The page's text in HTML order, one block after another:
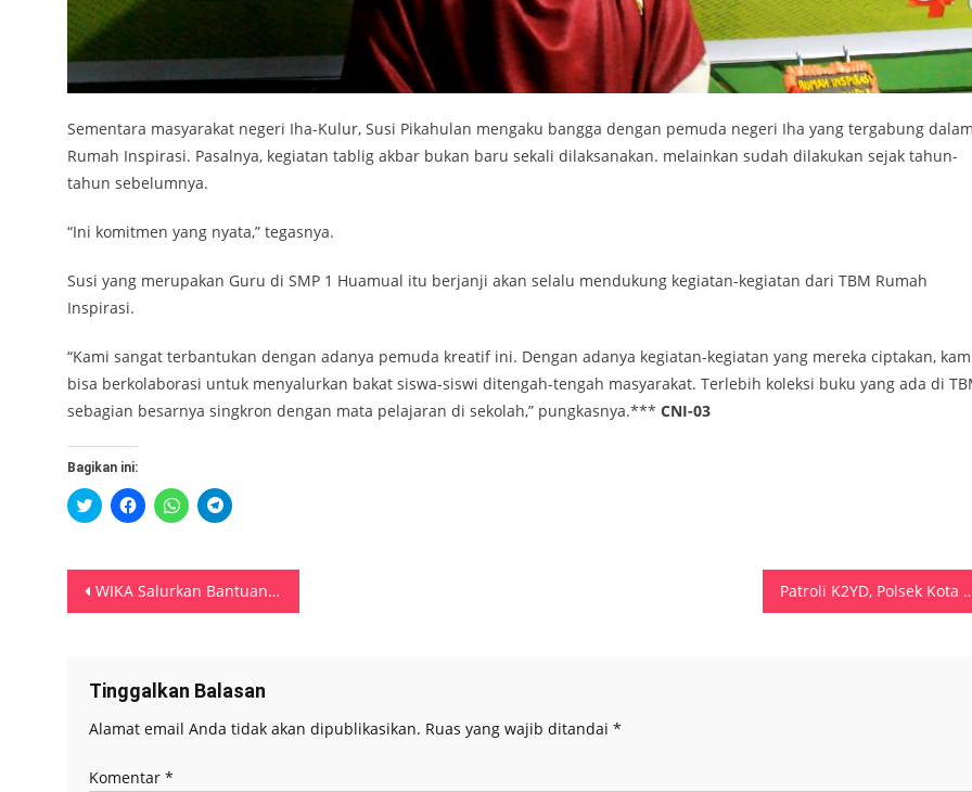
Sementara masyarakat negeri Iha-Kulur, Susi Pikahulan mengaku bangga dengan pemuda negeri Iha yang tergabung
Rumah Inspirasi. Pasalnya, kegiatan tablig akbar bukan baru sekali dilaksanakan. melainkan sudah dilakukan sejak tahun-
tahun sebelumnya.
“Ini komitmen yang nyata,” tegasnya.
Susi yang merupakan Guru di SMP 1 Huamual itu berjanji akan selalu mendukung kegiatan-kegiatan dari TBM Rumah
Inspirasi.
“Kami sangat terbantukan dengan adanya pemuda kreatif ini. Dengan adanya kegiatan-kegiatan yang mereka ciptakan,
bisa berkolaborasi untuk menyalurkan bakat siswa-siswi ditengah-tengah masyarakat. Terlebih koleksi buku yang ada di
sebagian besarnya singkron dengan mata pelajaran di sekolah,” pungkasnya.*** CNI-03
Bagikan ini:
Klik
untuk
di
jendela
yang
baru)
Klik
untuk
di
jendela
yang
baru)
Klik
untuk
di
jendela
yang
baru)
Klik
untuk
di
jendela
yang
baru)
Navigasi
WIKA Salurkan Bantuan Gerobak Untuk Warga di Jakarta Timur Patroli K2YD, Polsek
Tinggalkan Balasan
Alamat email Anda tidak akan dipublikasikan. Ruas yang wajib ditandai *
Komentar *